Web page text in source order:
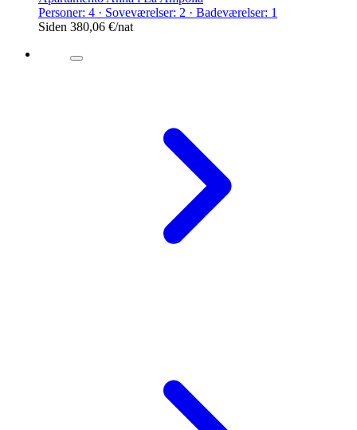
Personer: 4 · Soveværelser: 2 · Badeværelser: 1
Siden 380,06 €/nat